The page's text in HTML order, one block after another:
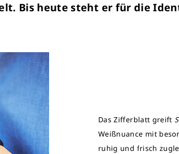
Bis heute steht er für die
Das Zifferblatt greift
Weißnuance mit
ruhig und frisch